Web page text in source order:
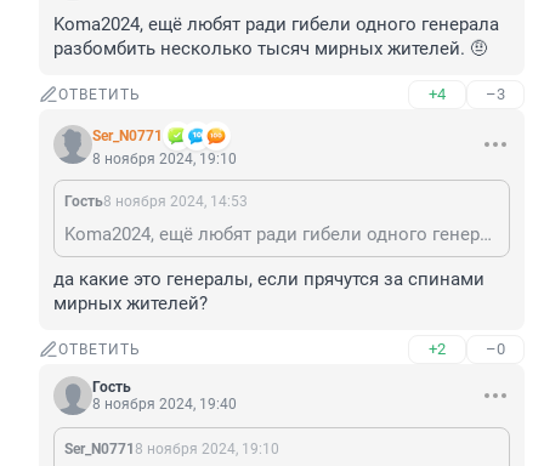
Koma2024, ещё любят ради гибели одного генерала
разбомбить несколько тысяч мирных жителей. 🤨
ОТВЕТИТЬ +4 –3
Ser_N0771
8 ноября 2024, 19:10
Гость8 ноября 2024, 14:53
Koma2024, ещё любят ради гибели одного генерала разбомбить несколько тысяч мирных жителей. 🤨
да какие это генералы, если прячутся за спинами
мирных жителей?
ОТВЕТИТЬ +2 –0
Гость
8 ноября 2024, 19:40
Ser_N0771 8 ноября 2024, 19:10